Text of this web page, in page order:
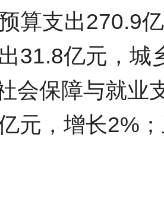
算支出270.9
31.8亿元，城
会保障与就业
元，增长2%